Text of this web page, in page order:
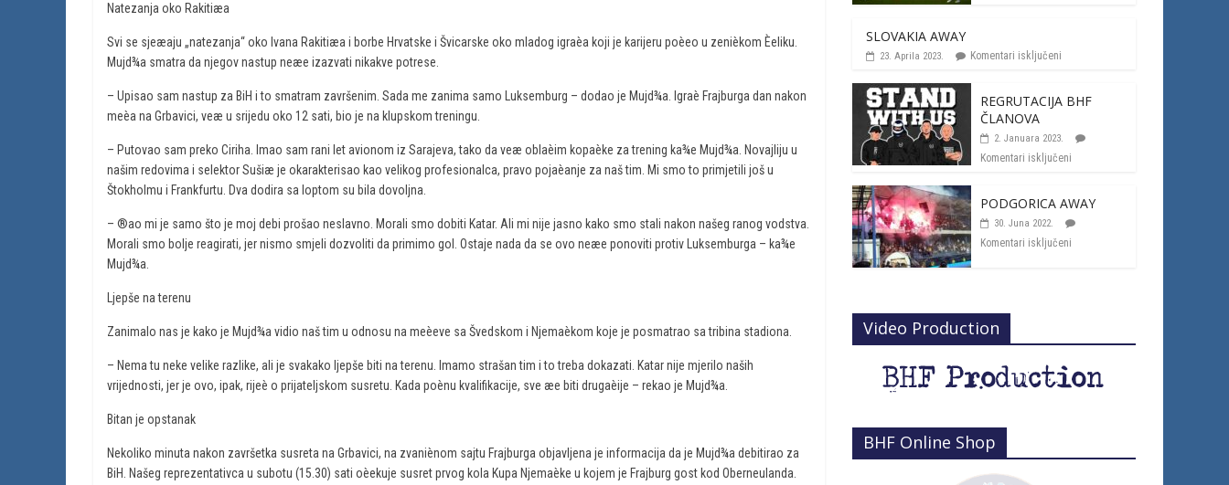
Natezanja oko Rakitiæa
Svi se sjeæaju „natezanja“ oko Ivana Rakitiæa i borbe Hrvatske i Švicarske oko mladog igraèa koji je karijeru poèeo u zenièkom Èeliku.
Mujd¾a smatra da njegov nastup neæe izazvati nikakve potrese.
– Upisao sam nastup za BiH i to smatram završenim. Sada me zanima samo Luksemburg – dodao je Mujd¾a. Igraè Frajburga dan nakon
meèa na Grbavici, veæ u srijedu oko 12 sati, bio je na klupskom treningu.
– Putovao sam preko Ciriha. Imao sam rani let avionom iz Sarajeva, tako da veæ oblaèim kopaèke za trening ka¾e Mujd¾a. Novajliju u
našim redovima i selektor Sušiæ je okarakterisao kao velikog profesionalca, pravo pojaèanje za naš tim. Mi smo to primjetili još u
Štokholmu i Frankfurtu. Dva dodira sa loptom su bila dovoljna.
– ®ao mi je samo što je moj debi prošao neslavno. Morali smo dobiti Katar. Ali mi nije jasno kako smo stali nakon našeg ranog vodstva.
Morali smo bolje reagirati, jer nismo smjeli dozvoliti da primimo gol. Ostaje nada da se ovo neæe ponoviti protiv Luksemburga – ka¾e
Mujd¾a.
Ljepše na terenu
Zanimalo nas je kako je Mujd¾a vidio naš tim u odnosu na meèeve sa Švedskom i Njemaèkom koje je posmatrao sa tribina stadiona.
– Nema tu neke velike razlike, ali je svakako ljepše biti na terenu. Imamo strašan tim i to treba dokazati. Katar nije mjerilo naših
vrijednosti, jer je ovo, ipak, rijeè o prijateljskom susretu. Kada poènu kvalifikacije, sve æe biti drugaèije – rekao je Mujd¾a.
Bitan je opstanak
Nekoliko minuta nakon završetka susreta na Grbavici, na zvaniènom sajtu Frajburga objavljena je informacija da je Mujd¾a debitirao za
BiH. Našeg reprezentativca u subotu (15.30) sati oèekuje susret prvog kola Kupa Njemaèke u kojem je Frajburg gost kod Oberneulanda.
SLOVAKIA AWAY
23. Aprila 2023. Komentari isključeni
REGRUTACIJA BHF
ČLANOVA
2. Januara 2023.
Komentari isključeni
PODGORICA AWAY
30. Juna 2022.
Komentari isključeni
Video Production
BHF Online Shop